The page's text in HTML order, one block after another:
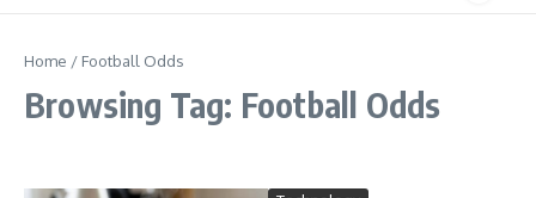
Home / Football Odds
Browsing Tag: Football Odds